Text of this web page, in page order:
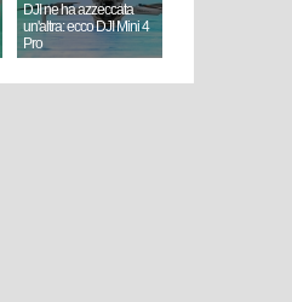
DJI ne ha azzeccata
un'altra: ecco DJI Mini 4
Pro